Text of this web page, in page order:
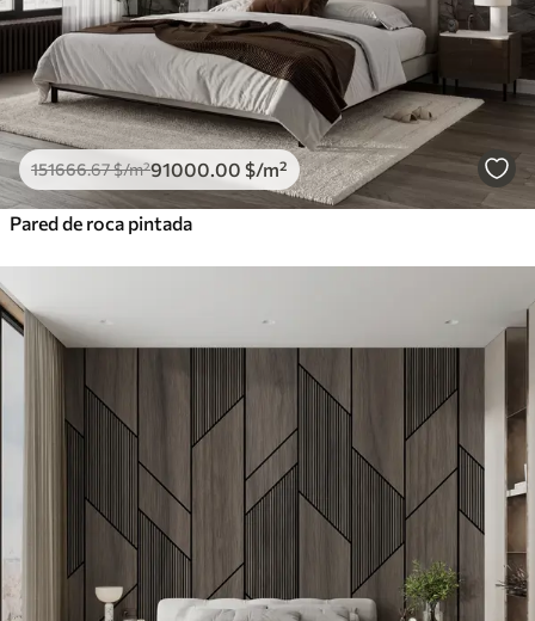
151666.67$/m²91000 .00 $/m²
Pared de roca pintada